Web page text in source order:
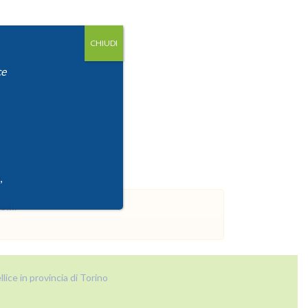
in provincia di Torino
CHIUDI